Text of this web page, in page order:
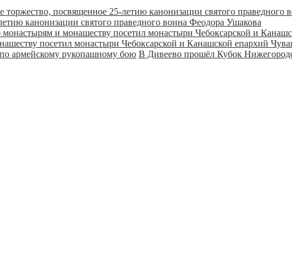
канонизации святого праведного воина Феодора Ушакова
посетил монастыри Чебоксарской и Канашской епархий
В Дивеево прошёл Кубок